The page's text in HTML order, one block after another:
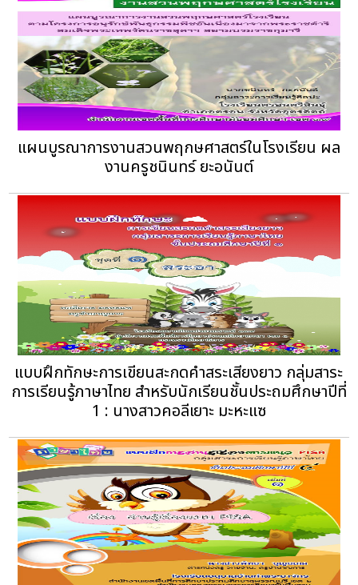
แผนบูรณาการงานสวนพฤกษศาสตร์ในโรงเรียน ผล
งานครูชนินทร์ ยะอนันต์
แบบฝึกทักษะการเขียนสะกดคำสระเสียงยาว กลุ่มสาระ
การเรียนรู้ภาษาไทย สำหรับนักเรียนชั้นประถมศึกษาปีที่
1 : นางสาวคอลีเยาะ มะหะแซ